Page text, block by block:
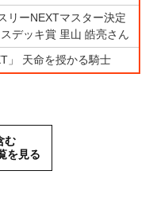
ーNEXTマスター決定
デッキ賞 里山 皓亮さん
」 天命を授かる騎士
む
を見る